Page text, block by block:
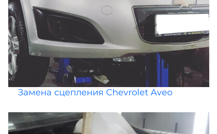
Замена сцепления Chevrolet Aveo